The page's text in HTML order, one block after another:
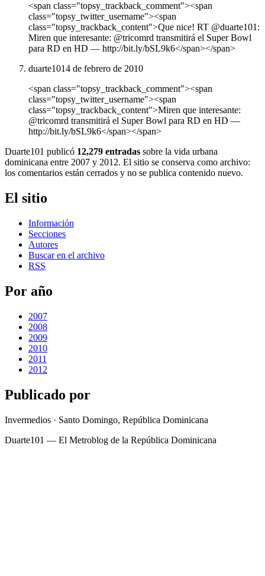
<span class="topsy_trackback_comment"><span
class="topsy_twitter_username"><span
class="topsy_trackback_content">Que nice! RT @duarte101:
Miren que interesante: @tricomrd transmitirá el Super Bowl
para RD en HD — http://bit.ly/bSL9k6</span></span>
duarte1014 de febrero de 2010
<span class="topsy_trackback_comment"><span
class="topsy_twitter_username"><span
class="topsy_trackback_content">Miren que interesante:
@tricomrd transmitirá el Super Bowl para RD en HD —
http://bit.ly/bSL9k6</span></span>
Duarte101 publicó 12,279 entradas sobre la vida urbana
dominicana entre 2007 y 2012. El sitio se conserva como archivo:
los comentarios están cerrados y no se publica contenido nuevo.
El sitio
Información
Secciones
Autores
Buscar en el archivo
RSS
Por año
2007
2008
2009
2010
2011
2012
Publicado por
Invermedios · Santo Domingo, República Dominicana
Duarte101 — El Metroblog de la República Dominicana